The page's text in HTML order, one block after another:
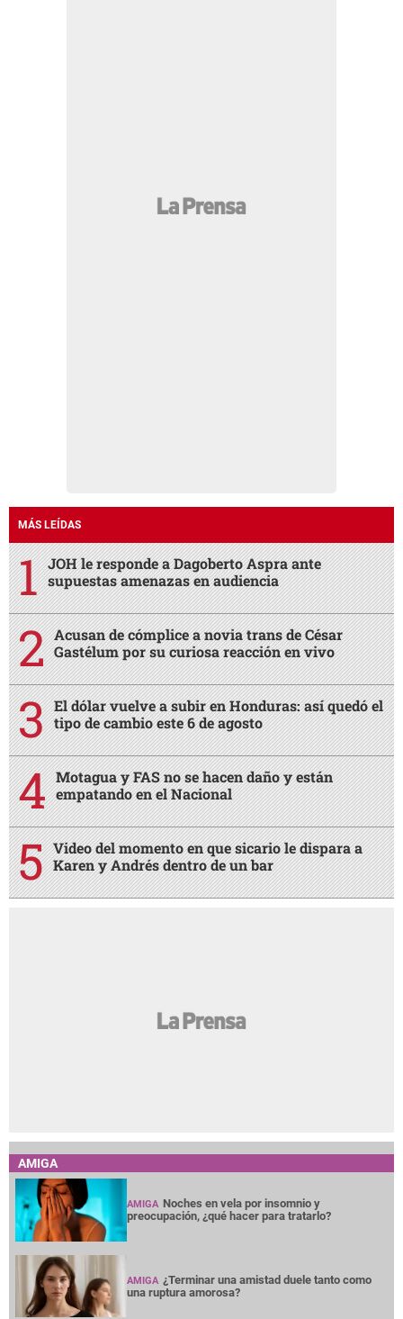
MÁS LEÍDAS
JOH le responde a Dagoberto Aspra ante
supuestas amenazas en audiencia
Acusan de cómplice a novia trans de César
Gastélum por su curiosa reacción en vivo
El dólar vuelve a subir en Honduras: así quedó el
tipo de cambio este 6 de agosto
Motagua y FAS no se hacen daño y están
empatando en el Nacional
Video del momento en que sicario le dispara a
Karen y Andrés dentro de un bar
AMIGA
AMIGA Noches en vela por insomnio y
preocupación, ¿qué hacer para tratarlo?
AMIGA ¿Terminar una amistad duele tanto como
una ruptura amorosa?